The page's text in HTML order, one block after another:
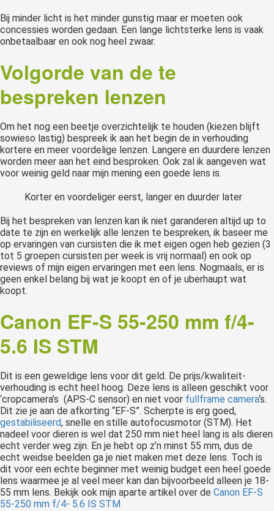
Bij minder licht is het minder gunstig maar er moeten ook
concessies worden gedaan. Een lange lichtsterke lens is vaak
onbetaalbaar en ook nog heel zwaar.
Volgorde van de te
bespreken lenzen
Om het nog een beetje overzichtelijk te houden (kiezen blijft
sowieso lastig) bespreek ik aan het begin de in verhouding
kortere en meer voordelige lenzen. Langere en duurdere lenzen
worden meer aan het eind besproken. Ook zal ik aangeven wat
voor weinig geld naar mijn mening een goede lens is.
Korter en voordeliger eerst, langer en duurder later
Bij het bespreken van lenzen kan ik niet garanderen altijd up to
date te zijn en werkelijk alle lenzen te bespreken, ik baseer me
op ervaringen van cursisten die ik met eigen ogen heb gezien (3
tot 5 groepen cursisten per week is vrij normaal) en ook op
reviews of mijn eigen ervaringen met een lens. Nogmaals, er is
geen enkel belang bij wat je koopt en of je uberhaupt wat
koopt.
Canon EF-S 55-250 mm f/4-
5.6 IS STM
Dit is een geweldige lens voor dit geld. De prijs/kwaliteit-
verhouding is echt heel hoog. Deze lens is alleen geschikt voor
‘cropcamera’s (APS-C sensor) en niet voor fullframe camera‘s.
Dit zie je aan de afkorting “EF-S”. Scherpte is erg goed,
gestabiliseerd, snelle en stille autofocusmotor (STM). Het
nadeel voor dieren is wel dat 250 mm niet heel lang is als dieren
echt verder weg zijn. En je hebt op z’n minst 55 mm, dus de
echt weidse beelden ga je niet maken met deze lens. Toch is
dit voor een echte beginner met weinig budget een heel goede
lens waarmee je al veel meer kan dan bijvoorbeeld alleen je 18-
55 mm lens. Bekijk ook mijn aparte artikel over de Canon EF-S
55-250 mm f/4- 5.6 IS STM